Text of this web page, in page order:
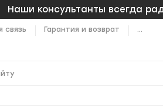
Наши консультанты всегда
связь Гарантия и возврат ...